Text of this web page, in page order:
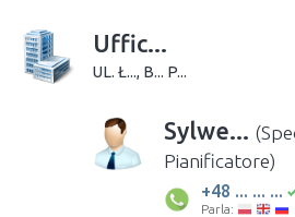
Uffic...
UL. Ł..., B... P...
Sylwe...
Pianificatore)
+48 ... ... ...
Parla: